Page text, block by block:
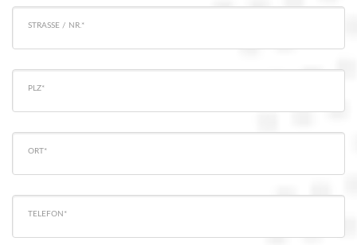
STRASSE / NR.*
PLZ*
ORT*
TELEFON*